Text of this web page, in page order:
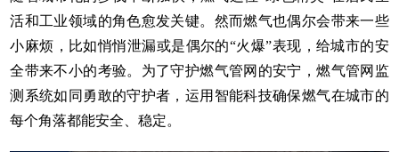
活和工业领域的角色愈发关键。然而燃气也偶尔会带来一些
小麻烦，比如悄悄泄漏或是偶尔的“火爆”表现，给城市的安
全带来不小的考验。为了守护燃气管网的安宁，燃气管网监
测系统如同勇敢的守护者，运用智能科技确保燃气在城市的
每个角落都能安全、稳定。